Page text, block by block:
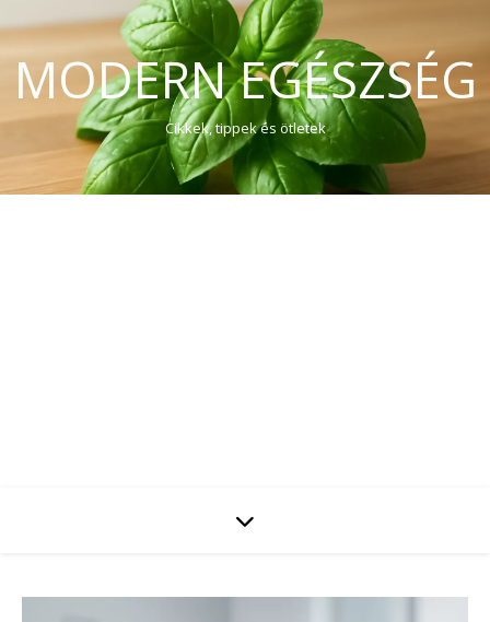
MODERN EGÉSZSÉG
Cikkek, tippek és ötletek